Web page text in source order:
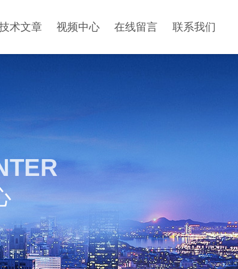
术文章 视频中心 在线留言 联系我们